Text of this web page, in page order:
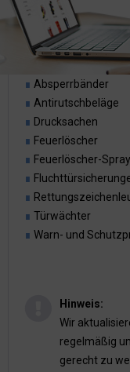
∎ Absperrbänder
∎ Antirutschbeläge
∎ Drucksachen
∎ Feuerlöscher
∎ Feuerlöscher-
∎
∎
∎ Türwächter
∎ Warn- und
Hinweis:
Wir
regelmäßig
gerecht zu